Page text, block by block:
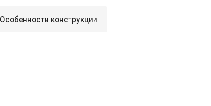
Особенности конструкции